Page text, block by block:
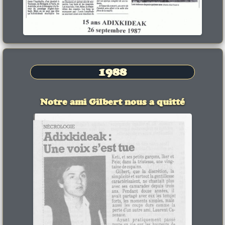
1988
Notre ami Gilbert nous a quitté